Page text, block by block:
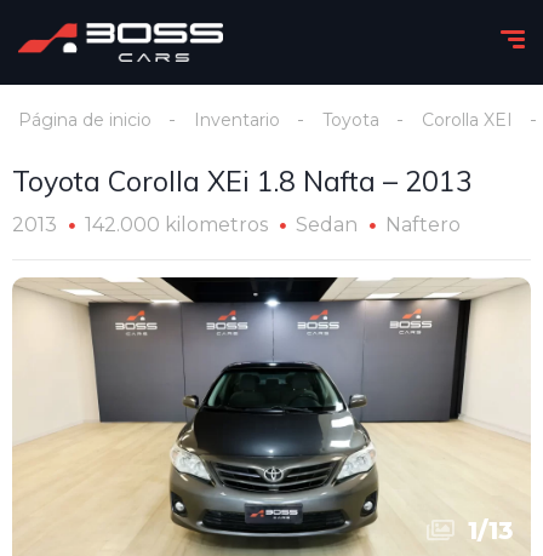
Página de inicio Inventario Toyota Corolla XEI
Toyota Corolla XEi 1.8 Nafta – 2013
2013 142.000 kilometros Sedan Naftero
1/13